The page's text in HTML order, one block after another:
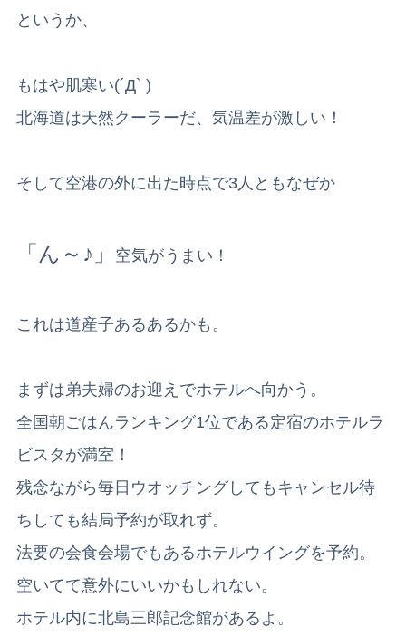
というか、
もはや肌寒い(´Д` )
北海道は天然クーラーだ、気温差が激しい！
そして空港の外に出た時点で3人ともなぜか
「ん～♪」 空気がうまい！
これは道産子あるあるかも。
まずは弟夫婦のお迎えでホテルへ向かう。
全国朝ごはんランキング1位である定宿のホテルラ
ビスタが満室！
残念ながら毎日ウオッチングしてもキャンセル待
ちしても結局予約が取れず。
法要の会食会場でもあるホテルウイングを予約。
空いてて意外にいいかもしれない。
ホテル内に北島三郎記念館があるよ。